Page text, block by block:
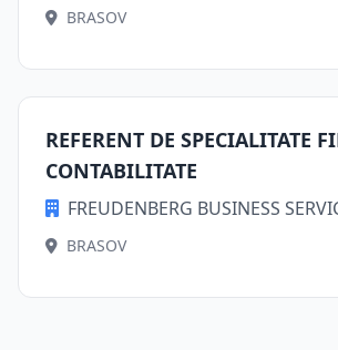
BRASOV
REFERENT DE SPECIALITATE
CONTABILITATE
FREUDENBERG BUSINESS
BRASOV